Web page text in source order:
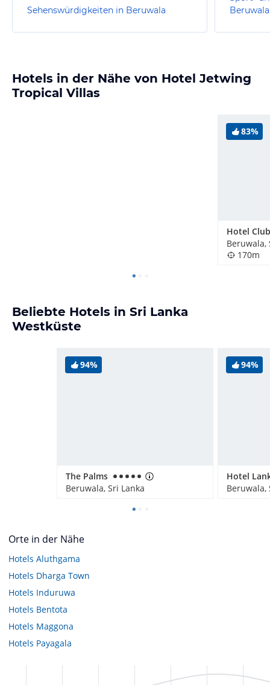
Sehenswürdigkeiten in Beruwala
Beruwala
Hotels in der Nähe von Hotel Jetwing
Tropical Villas
83%
Beruwala,
170m
Beliebte Hotels in Sri Lanka
Westküste
94%
The Palms
Beruwala, Sri Lanka
94%
Beruwala,
Orte in der Nähe
Hotels Aluthgama
Hotels Dharga Town
Hotels Induruwa
Hotels Bentota
Hotels Maggona
Hotels Payagala